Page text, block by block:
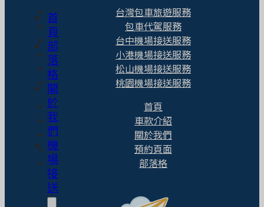
首
頁
部
落
格
關
於
我
們
機
場
接
送
台灣包車旅遊服務
包車代駕服務
台中機場接送服務
小港機場接送服務
松山機場接送服務
桃園機場接送服務
首頁
車款介紹
關於我們
預約頁面
部落格